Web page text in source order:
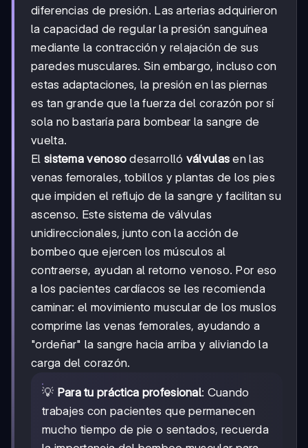
diferencias de presión. Las arterias adquirieron
la capacidad de regular la presión sanguínea
mediante la contracción y relajación de sus
paredes musculares. Sin embargo, incluso con
estas adaptaciones, la presión en las piernas
es tan grande que la fuerza del corazón por sí
sola no bastaría para bombear la sangre de
vuelta.
El sistema venoso desarrolló válvulas en las
venas femorales, tobillos y plantas de los pies
que impiden el reflujo de la sangre y facilitan su
ascenso. Este sistema de válvulas
unidireccionales, junto con la acción de
bombeo que ejercen los músculos al
contraerse, ayudan al retorno venoso. Por eso
a los pacientes cardíacos se les recomienda
caminar: el movimiento muscular de los muslos
comprime las venas femorales, ayudando a
"ordeñar" la sangre hacia arriba y aliviando la
carga del corazón.
💡 Para tu práctica profesional: Cuando
trabajes con pacientes que permanecen
mucho tiempo de pie o sentados, recuerda